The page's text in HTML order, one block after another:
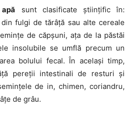
sunt clasificate științific în:
fulgi de tărâță sau alte cereale
de căpșuni, ața de la păstăi
insolubile se umflă precum un
bolului fecal. În același timp,
pereții intestinali de resturi și
de in, chimen, coriandru,
de grâu.